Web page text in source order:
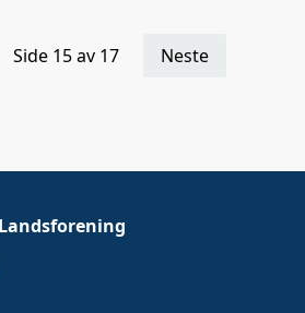
Side 15 av 17 Neste